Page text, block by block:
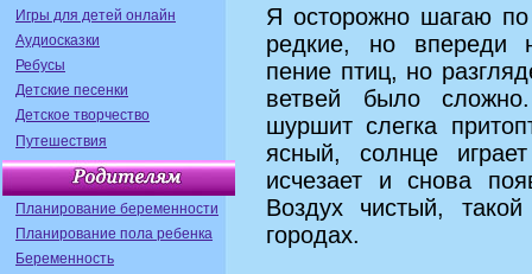
Игры для детей онлайн
Аудиосказки
Ребусы
Детские песенки
Детское творчество
Путешествия
Планирование беременности
Планирование пола ребенка
Беременность
Я осторожно шагаю
редкие, но впереди
пение птиц, но
ветвей было
шуршит слегка
ясный, солнце
исчезает и снова
Воздух чистый,
городах.